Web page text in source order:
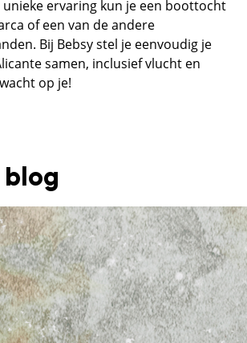
ervaring kun je een boottocht
of een van de andere
Bij Bebsy stel je eenvoudig je
samen, inclusief vlucht en
op je!
blog